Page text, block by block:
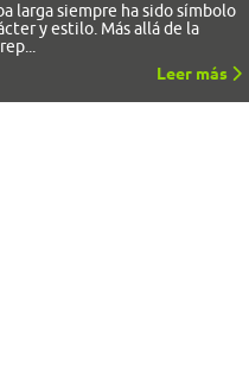
larga siempre ha sido símbolo
y estilo. Más allá de la
Leer más